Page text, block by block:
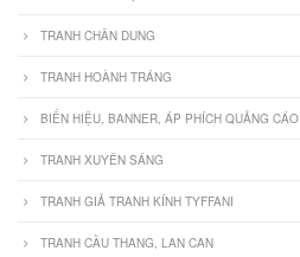
TRANH CHÂN DUNG
TRANH HOÀNH TRÁNG
BIỂN HIỆU, BANNER, ÁP PHÍCH QUẢNG CÁO
TRANH XUYÊN SÁNG
TRANH GIẢ TRANH KÍNH TYFFANI
TRANH CẦU THANG, LAN CAN